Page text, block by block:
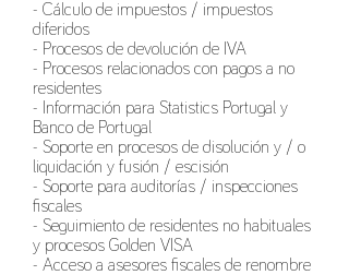
- Cálculo de impuestos / impuestos
diferidos
- Procesos de devolución de IVA
- Procesos relacionados con pagos a no
residentes
- Información para Statistics Portugal y
Banco de Portugal
- Soporte en procesos de disolución y / o
liquidación y fusión / escisión
- Soporte para auditorías / inspecciones
fiscales
- Seguimiento de residentes no habituales
y procesos Golden VISA
- Acceso a asesores fiscales de renombre